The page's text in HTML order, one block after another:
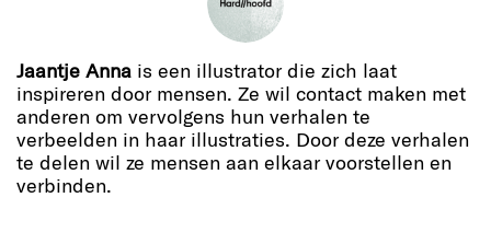
Jaantje Anna is een illustrator die zich laat
inspireren door mensen. Ze wil contact maken met
anderen om vervolgens hun verhalen te
verbeelden in haar illustraties. Door deze verhalen
te delen wil ze mensen aan elkaar voorstellen en
verbinden.